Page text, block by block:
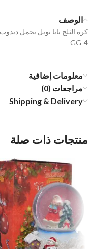
الوصف
GG-4
معلومات إضافية
مراجعات (0)
Shipping & Delivery
منتجات ذات صلة